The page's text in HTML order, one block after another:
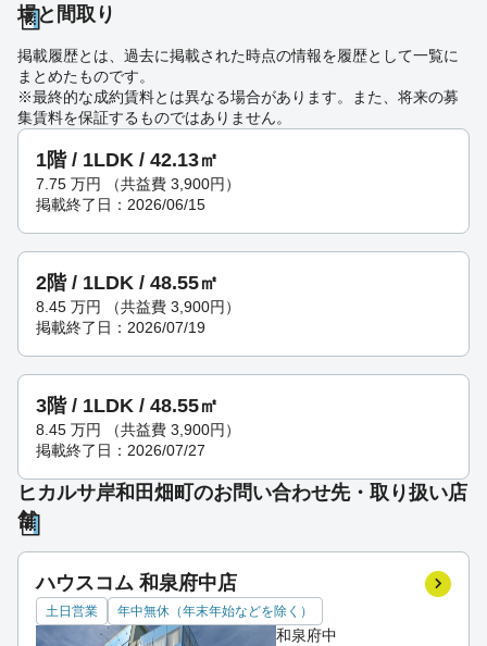
場と間取り
掲載履歴とは、過去に掲載された時点の情報を履歴として一覧に
まとめたものです。
※最終的な成約賃料とは異なる場合があります。また、将来の募
集賃料を保証するものではありません。
1階 / 1LDK / 42.13㎡
7.75 万円
（共益費 3,900円）
掲載終了日：2026/06/15
2階 / 1LDK / 48.55㎡
8.45 万円
（共益費 3,900円）
掲載終了日：2026/07/19
3階 / 1LDK / 48.55㎡
8.45 万円
（共益費 3,900円）
掲載終了日：2026/07/27
ヒカルサ岸和田畑町のお問い合わせ先・取り扱い店
舗
ハウスコム 和泉府中店
土日営業 年中無休（年末年始などを除く）
和泉府中